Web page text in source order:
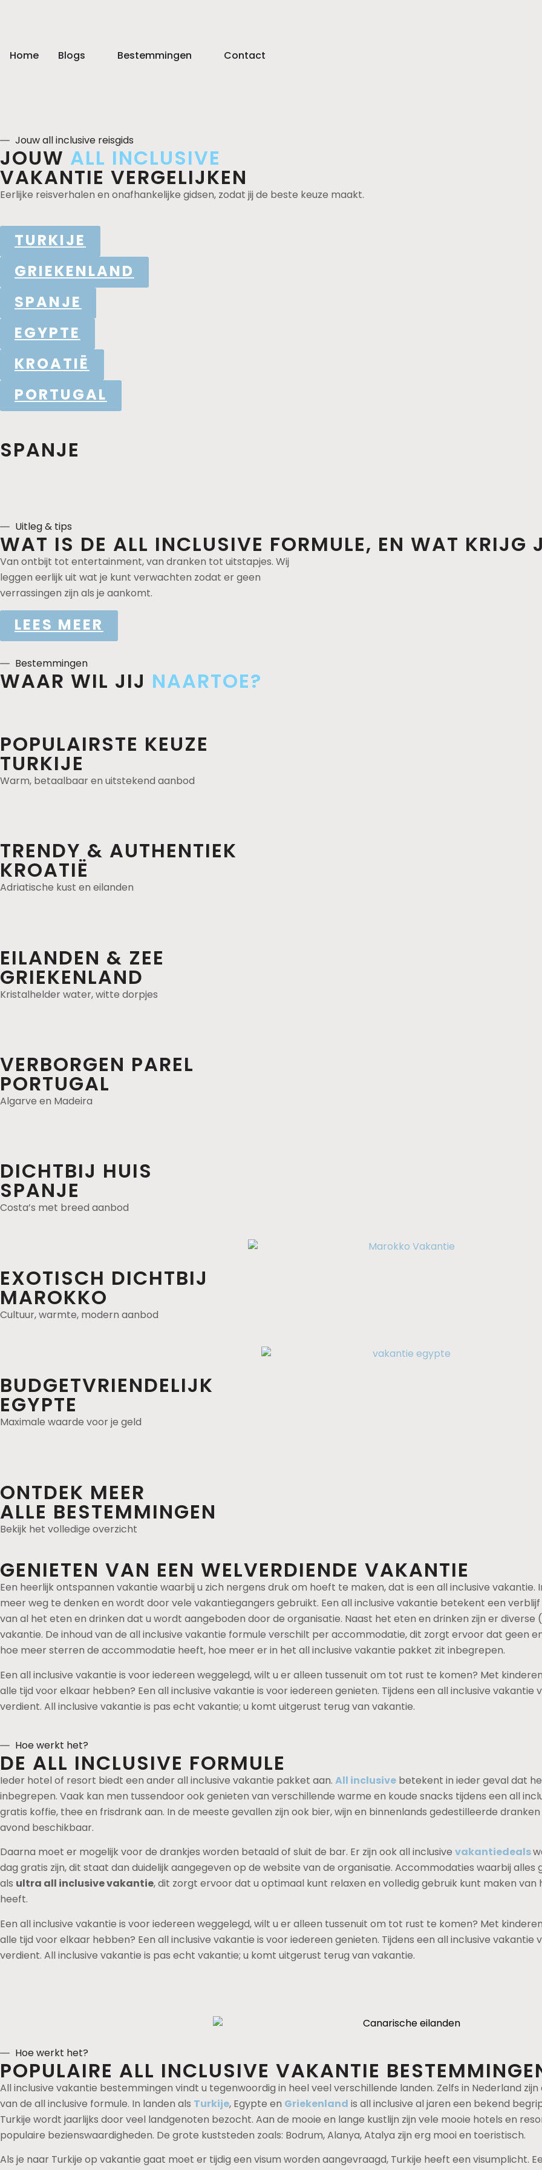
Home Blogs Bestemmingen Contact
Jouw all inclusive reisgids
JOUW ALL INCLUSIVE
VAKANTIE VERGELIJKEN
Eerlijke reisverhalen en onafhankelijke gidsen, zodat jij de beste keuze maakt.
TURKIJE
GRIEKENLAND
SPANJE
EGYPTE
KROATIË
PORTUGAL
SPANJE
Uitleg & tips
WAT IS DE ALL INCLUSIVE FORMULE, EN WAT KRIJG
Van ontbijt tot entertainment, van dranken tot uitstapjes. Wij
leggen eerlijk uit wat je kunt verwachten zodat er geen
verrassingen zijn als je aankomt.
LEES MEER
Bestemmingen
WAAR WIL JIJ NAARTOE?
POPULAIRSTE KEUZE
TURKIJE
Warm, betaalbaar en uitstekend aanbod
TRENDY & AUTHENTIEK
KROATIË
Adriatische kust en eilanden
EILANDEN & ZEE
GRIEKENLAND
Kristalhelder water, witte dorpjes
VERBORGEN PAREL
PORTUGAL
Algarve en Madeira
DICHTBIJ HUIS
SPANJE
Costa’s met breed aanbod
EXOTISCH DICHTBIJ
MAROKKO
Cultuur, warmte, modern aanbod
BUDGETVRIENDELIJK
EGYPTE
Maximale waarde voor je geld
ONTDEK MEER
ALLE BESTEMMINGEN
Bekijk het volledige overzicht
GENIETEN VAN EEN WELVERDIENDE VAKANTIE​
Een heerlijk ontspannen vakantie waarbij u zich nergens druk om hoeft te maken, dat is een all inclusive
meer weg te denken en wordt door vele vakantiegangers gebruikt. Een all inclusive vakantie betekent een
van al het eten en drinken dat u wordt aangeboden door de organisatie. Naast het eten en drinken zijn er
vakantie. De inhoud van de all inclusive vakantie formule verschilt per accommodatie, dit zorgt ervoor dat geen
hoe meer sterren de accommodatie heeft, hoe meer er in het all inclusive vakantie pakket zit inbegrepen.
Een all inclusive vakantie is voor iedereen weggelegd, wilt u er alleen tussenuit om tot rust te komen? Met
alle tijd voor elkaar hebben? Een all inclusive vakantie is voor iedereen genieten. Tijdens een all inclusive vakantie
verdient. All inclusive vakantie is pas echt vakantie; u komt uitgerust terug van vakantie.
Hoe werkt het?
DE ALL INCLUSIVE FORMULE
Ieder hotel of resort biedt een ander all inclusive vakantie pakket aan. All inclusive betekent in ieder geval dat
inbegrepen. Vaak kan men tussendoor ook genieten van verschillende warme en koude snacks tijdens een all
gratis koffie, thee en frisdrank aan. In de meeste gevallen zijn ook bier, wijn en binnenlands gedestilleerde
avond beschikbaar.
Daarna moet er mogelijk voor de drankjes worden betaald of sluit de bar. Er zijn ook all inclusive vakantiedeals
dag gratis zijn, dit staat dan duidelijk aangegeven op de website van de organisatie. Accommodaties waarbij
als ultra all inclusive vakantie, dit zorgt ervoor dat u optimaal kunt relaxen en volledig gebruik kunt maken
heeft.
Een all inclusive vakantie is voor iedereen weggelegd, wilt u er alleen tussenuit om tot rust te komen? Met
alle tijd voor elkaar hebben? Een all inclusive vakantie is voor iedereen genieten. Tijdens een all inclusive vakantie
verdient. All inclusive vakantie is pas echt vakantie; u komt uitgerust terug van vakantie.
Hoe werkt het?
POPULAIRE ALL INCLUSIVE VAKANTIE
All inclusive vakantie bestemmingen vindt u tegenwoordig in heel veel verschillende landen. Zelfs in Nederland
van de all inclusive formule. In landen als Turkije, Egypte en Griekenland is all inclusive al jaren een bekend
Turkije wordt jaarlijks door veel landgenoten bezocht. Aan de mooie en lange kustlijn zijn vele mooie hotels en
populaire bezienswaardigheden. De grote kuststeden zoals: Bodrum, Alanya, Atalya zijn erg mooi en toeristisch.
Als je naar Turkije op vakantie gaat moet er tijdig een visum worden aangevraagd, Turkije heeft een visumplicht.